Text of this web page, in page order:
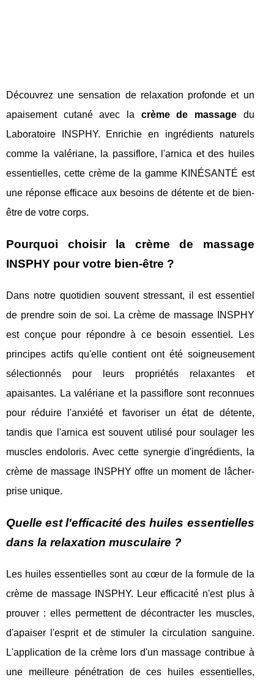
Découvrez une sensation de relaxation profonde et un
apaisement cutané avec la crème de massagedu
Laboratoire INSPHY. Enrichie en ingrédients naturels
comme la valériane, la passiflore, l'arnica et des huiles
essentielles, cette crème de la gamme KINÉSANTÉ est
une réponse efficace aux besoins de détente et de bien-
être de votre corps.
Pourquoi choisir la crème de massage
INSPHY pour votre bien-être ?
Dans notre quotidien souvent stressant, il est essentiel
de prendre soin de soi. La crème de massage INSPHY
est conçue pour répondre à ce besoin essentiel. Les
principes actifs qu'elle contient ont été soigneusement
sélectionnés pour leurs propriétés relaxantes et
apaisantes. La valériane et la passiflore sont reconnues
pour réduire l'anxiété et favoriser un état de détente,
tandis que l'arnica est souvent utilisé pour soulager les
muscles endoloris. Avec cette synergie d'ingrédients, la
crème de massage INSPHY offre un moment de lâcher-
prise unique.
Quelle est l'efficacité des huiles essentielles
dans la relaxation musculaire ?
Les huiles essentielles sont au cœur de la formule de la
crème de massage INSPHY. Leur efficacité n'est plus à
prouver : elles permettent de décontracter les muscles,
d'apaiser l'esprit et de stimuler la circulation sanguine.
L'application de la crème lors d'un massage contribue à
une meilleure pénétration de ces huiles essentielles,